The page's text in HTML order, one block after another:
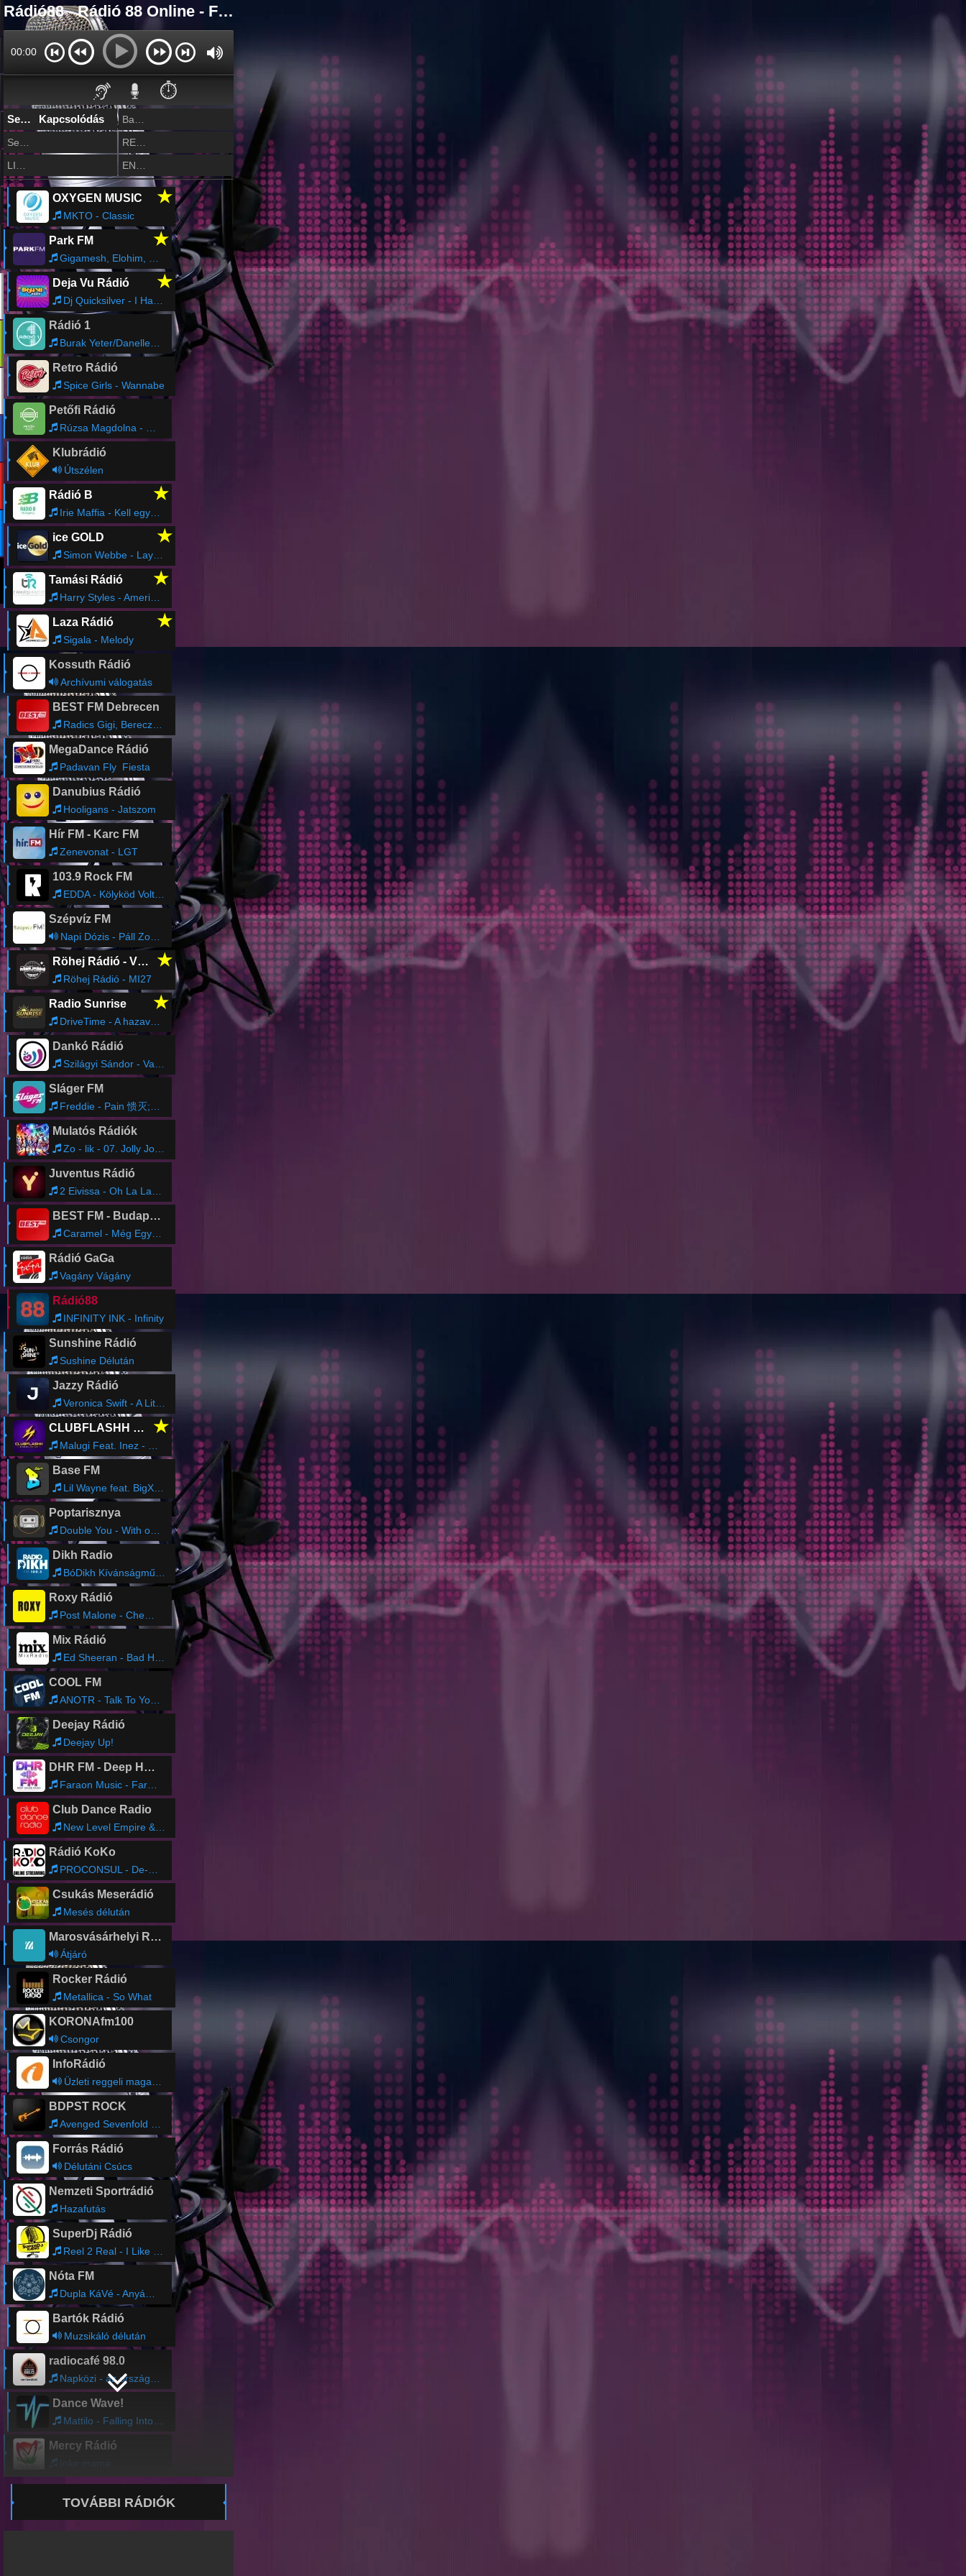
Rádió88 - Rádió 88 Online - FM 95.4
00:00
⏱️
Server 1 - 192 Kbps Kapcsolódás
Backup - 192 Kbps
Server 2 - 160 Kbps
REPLAY - 160 Kbps
LIGHT - 160 Kbps
ENERGY - 160 Kbps
OXYGEN MUSIC ★
MKTO - Classic
Park FM ★
Gigamesh, Elohim, Thomas Adagio - Everything In Its Right Place
Deja Vu Rádió ★
Dj Quicksilver - I Have a Dream
Rádió 1
Burak Yeter/Danelle Sandoval - Tuesday
Retro Rádió
Spice Girls - Wannabe
Petőfi Rádió
Rúzsa Magdolna - Rúzs
Klubrádió
Útszélen
Rádió B ★
Irie Maffia - Kell egy ház
ice GOLD ★
Simon Webbe - Lay Your Hands
Tamási Rádió ★
Harry Styles - American Girls
Laza Rádió ★
Sigala - Melody
Kossuth Rádió
Archívumi válogatás
BEST FM Debrecen
Radics Gigi, Bereczki Zoltán, Király Viktor, - Álmodd meg a csodát!
MegaDance Rádió
Padavan Fly  Fiesta
Danubius Rádió
Hooligans - Jatszom
Hír FM - Karc FM
Zenevonat - LGT
103.9 Rock FM
EDDA - Kölyköd Voltam
Szépvíz FM
Napi Dózis - Páll Zoltán
Röhej Rádió - Vicc az egész ★
Röhej Rádió - MI27
Radio Sunrise ★
DriveTime - A hazavezető mixműsor!
Dankó Rádió
Szilágyi Sándor - Valamikor fehér rózsa volt az én virágom
Sláger FM
Freddie - Pain 愦灭; Glory
Mulatós Rádiók
Zo - lik - 07. Jolly Joker
Juventus Rádió
2 Eivissa - Oh La La La
BEST FM - Budapest
Caramel - Még Egyszer
Rádió GaGa
Vagány Vágány
Rádió88
INFINITY INK - Infinity
Sunshine Rádió
Sushine Délután
Jazzy Rádió
Veronica Swift - A Little Taste
CLUBFLASHH Radio ★
Malugi Feat. Inez - Chiggy Chiggy
Base FM
Lil Wayne feat. BigXthaPlug & Jay Jones - Hip-Hop
Poptarisznya
Double You - With or without You
Dikh Radio
BóDikh Kívánságműsor - Bódi Csabi Jr.
Roxy Rádió
Post Malone - Chemical
Mix Rádió
Ed Sheeran - Bad Habits (MEDUZA Extended Remix)
COOL FM
ANOTR - Talk To You (Feat. 54 Ultra)
Deejay Rádió
Deejay Up!
DHR FM - Deep House Radio
Faraon Music - Faraon - That's Life ( Official Music )@Faraon krystian #dancemusic @Rezilienza #deephousemusic
Club Dance Radio
New Level Empire & Majka - jra ton (Sterbinszky x Mynea Remix)
Rádió KoKo
PROCONSUL - De-as avea 2025
Csukás Meserádió
Mesés délután
Marosvásárhelyi Rádió
Átjáró
Rocker Rádió
Metallica - So What
KORONAfm100
Csongor
InfoRádió
Üzleti reggeli magazin magazin
BDPST ROCK
Avenged Sevenfold - Roman Sky
Forrás Rádió
Délutáni Csúcs
Nemzeti Sportrádió
Hazafutás
SuperDj Rádió
Reel 2 Real - I Like To Move It
Nóta FM
Dupla KáVé - Anyám Könnyei
Bartók Rádió
Muzsikáló délután
radiocafé 98.0
Napközi - az ország leghallgatottabb gyerekrádiója
Dance Wave!
Mattilo - Falling Into Light
Mercy Rádió
Inke mama
TOVÁBBI RÁDIÓK